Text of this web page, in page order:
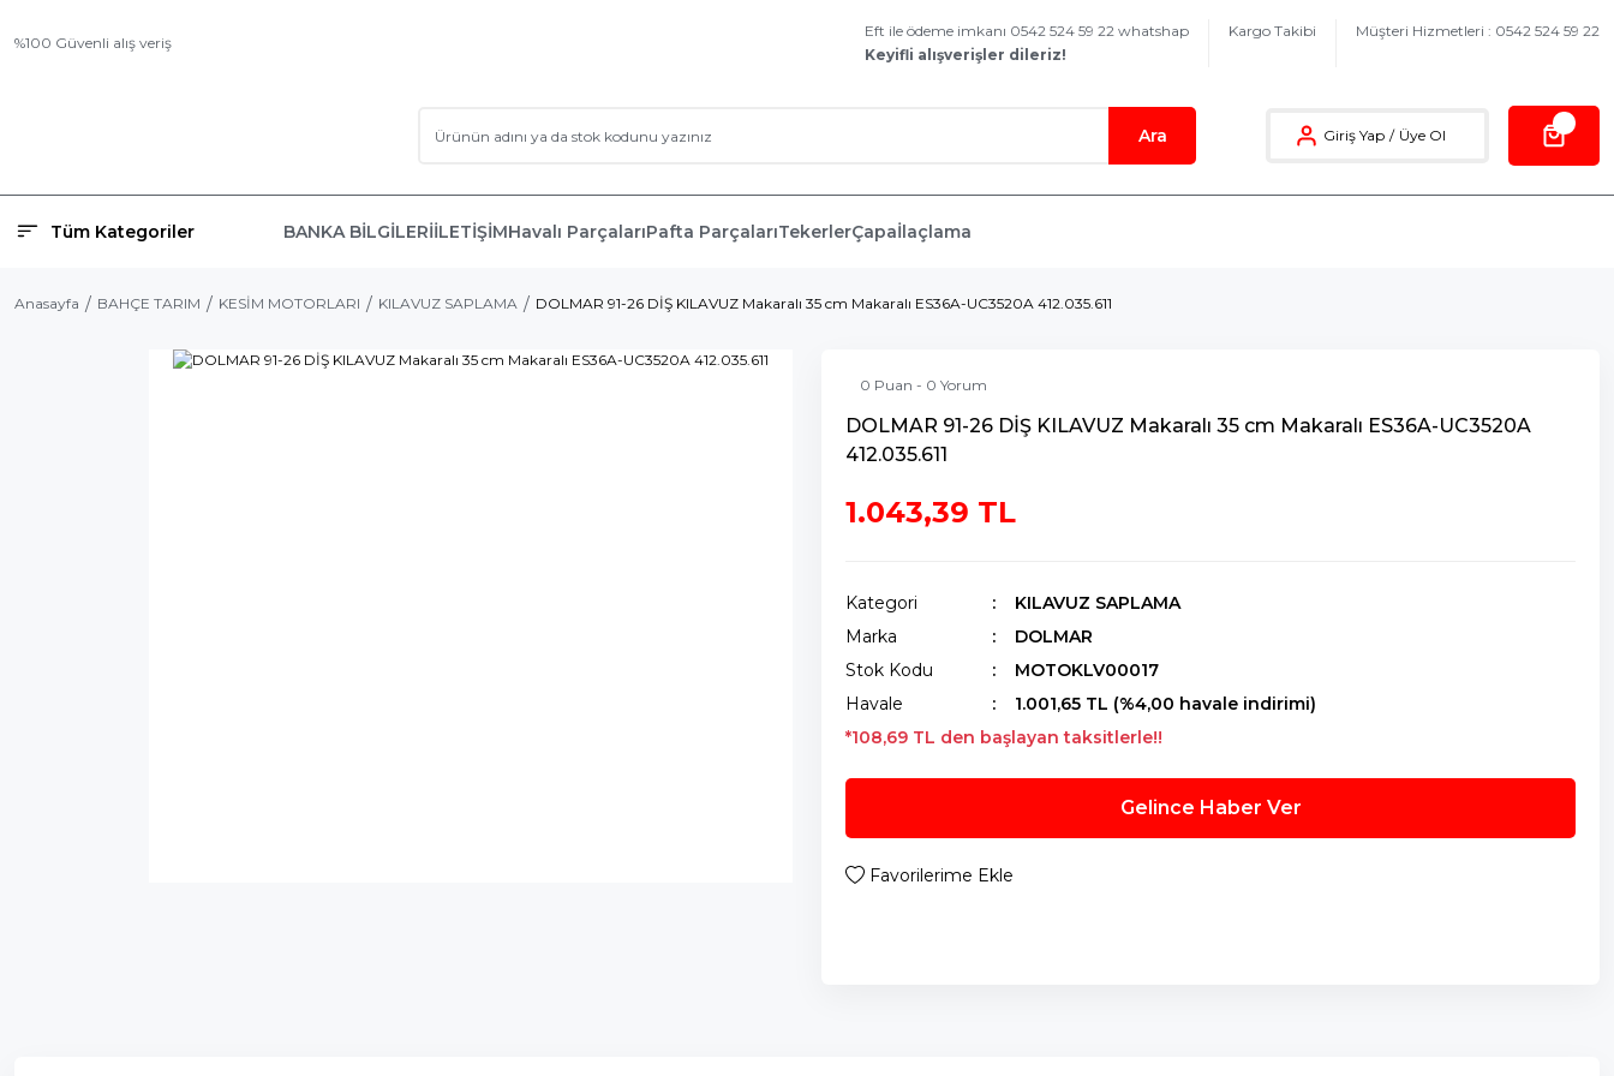
%100 Güvenli alış veriş
Eft ile ödeme imkanı 0542 524 59 22 whatshap
Keyifli alışverişler dileriz!
Kargo Takibi Müşteri Hizmetleri : 0542 524 59 22
Ara Giriş Yap / Üye Ol
Tüm Kategoriler BANKA BİLGİLERİİLETİŞİMHavalı ParçalarıPafta ParçalarıTekerlerÇapaİlaçlama
Anasayfa BAHÇE TARIM KESİM MOTORLARI KILAVUZ SAPLAMA DOLMAR 91-26 DİŞ KILAVUZ Makaralı 35 cm Makaralı ES36A-UC3520A 412.035.611
0 Puan - 0 Yorum
DOLMAR 91-26 DİŞ KILAVUZ Makaralı 35 cm Makaralı ES36A-UC3520A
412.035.611
1.043,39 TL
Kategori
KILAVUZ SAPLAMA
Marka
DOLMAR
Stok Kodu
MOTOKLV00017
Havale
1.001,65 TL (%4,00 havale indirimi)
*108,69 TL den başlayan taksitlerle!!
Gelince Haber Ver